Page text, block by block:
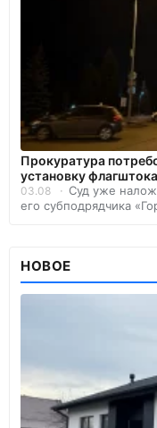
Прокуратура
установку
03.08
Суд уже
его субподрядчика
НОВОЕ